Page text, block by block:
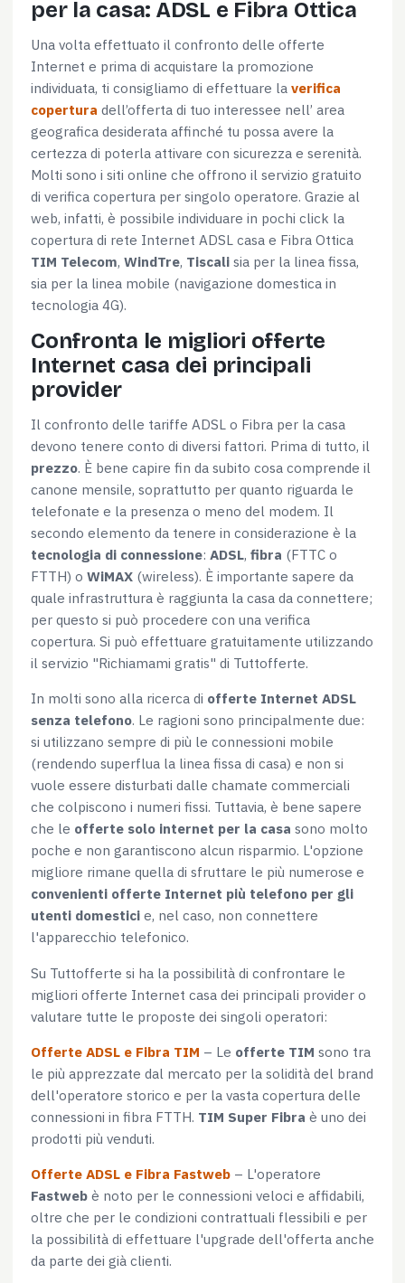
per la casa: ADSL e Fibra Ottica
Una volta effettuato il confronto delle offerte
Internet e prima di acquistare la promozione
individuata, ti consigliamo di effettuare la verifica
copertura dell’offerta di tuo interessee nell’ area
geografica desiderata affinché tu possa avere la
certezza di poterla attivare con sicurezza e serenità.
Molti sono i siti online che offrono il servizio gratuito
di verifica copertura per singolo operatore. Grazie al
web, infatti, è possibile individuare in pochi click la
copertura di rete Internet ADSL casa e Fibra Ottica
TIM Telecom, WindTre, Tiscali sia per la linea fissa,
sia per la linea mobile (navigazione domestica in
tecnologia 4G).
Confronta le migliori offerte
Internet casa dei principali
provider
Il confronto delle tariffe ADSL o Fibra per la casa
devono tenere conto di diversi fattori. Prima di tutto, il
prezzo. È bene capire fin da subito cosa comprende il
canone mensile, soprattutto per quanto riguarda le
telefonate e la presenza o meno del modem. Il
secondo elemento da tenere in considerazione è la
tecnologia di connessione: ADSL, fibra (FTTC o
FTTH) o WiMAX (wireless). È importante sapere da
quale infrastruttura è raggiunta la casa da connettere;
per questo si può procedere con una verifica
copertura. Si può effettuare gratuitamente utilizzando
il servizio "Richiamami gratis" di Tuttofferte.
In molti sono alla ricerca di offerte Internet ADSL
senza telefono. Le ragioni sono principalmente due:
si utilizzano sempre di più le connessioni mobile
(rendendo superflua la linea fissa di casa) e non si
vuole essere disturbati dalle chamate commerciali
che colpiscono i numeri fissi. Tuttavia, è bene sapere
che le offerte solo internet per la casa sono molto
poche e non garantiscono alcun risparmio. L'opzione
migliore rimane quella di sfruttare le più numerose e
convenienti offerte Internet più telefono per gli
utenti domestici e, nel caso, non connettere
l'apparecchio telefonico.
Su Tuttofferte si ha la possibilità di confrontare le
migliori offerte Internet casa dei principali provider o
valutare tutte le proposte dei singoli operatori:
Offerte ADSL e Fibra TIM – Le offerte TIM sono tra
le più apprezzate dal mercato per la solidità del brand
dell'operatore storico e per la vasta copertura delle
connessioni in fibra FTTH. TIM Super Fibra è uno dei
prodotti più venduti.
Offerte ADSL e Fibra Fastweb – L'operatore
Fastweb è noto per le connessioni veloci e affidabili,
oltre che per le condizioni contrattuali flessibili e per
la possibilità di effettuare l'upgrade dell'offerta anche
da parte dei già clienti.